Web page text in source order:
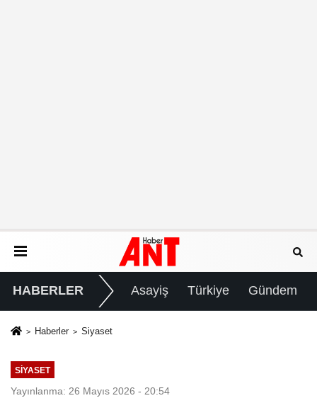
HABERLER Asayiş Türkiye Gündem
Haberler Siyaset
SIYASET
Yayınlanma: 26 Mayıs 2026 - 20:54